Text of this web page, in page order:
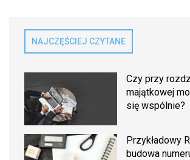
NAJCZĘŚCIEJ CZYTANE
Czy przy
majątkowej
się wspólnie?
Przykładowy
budowa